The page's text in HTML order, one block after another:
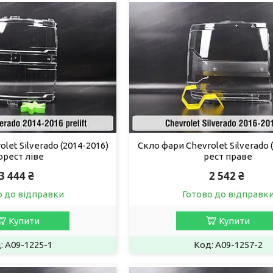
Silverado (2014-2016)
ліве
444 ₴
до відправки
Купити
A09-1225-1
Скло фари Chevrolet Silverado
рест праве
2 542 ₴
Готово до
Купити
A09-1257-2